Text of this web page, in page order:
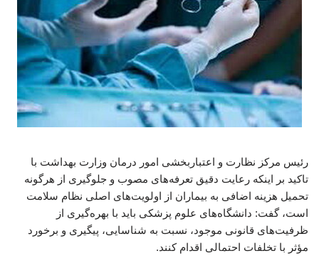
رئیس مرکز نظارت و اعتباربخشی امور درمان وزارت بهداشت با
تاکید بر اینکه رعایت دقیق تعرفه‌های مصوب و جلوگیری از هرگونه
تحمیل هزینه اضافی به بیماران از اولویت‌های اصلی نظام سلامت
است، گفت: دانشگاه‌های علوم پزشکی باید با بهره‌گیری از
ظرفیت‌های قانونی موجود، نسبت به شناسایی، پیگیری و برخورد
مؤثر با تخلفات احتمالی اقدام کنند.